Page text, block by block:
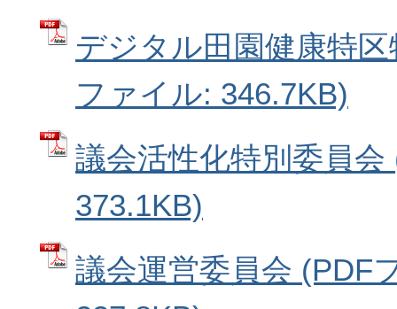
デジタル田園健康特
ファイル: 346.7KB)
議会活性化特別委員
373.1KB)
議会運営委員会 (PDF